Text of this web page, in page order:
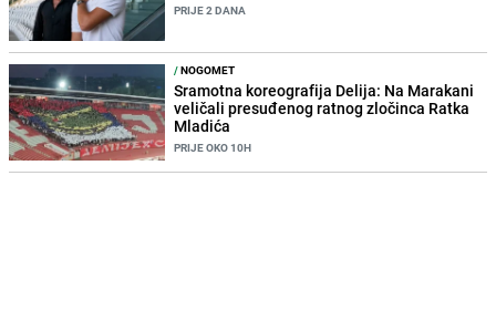
PRIJE 2 DANA
/NOGOMET
Sramotna koreografija Delija: Na Marakani
veličali presuđenog ratnog zločinca Ratka
Mladića
PRIJE OKO 10H